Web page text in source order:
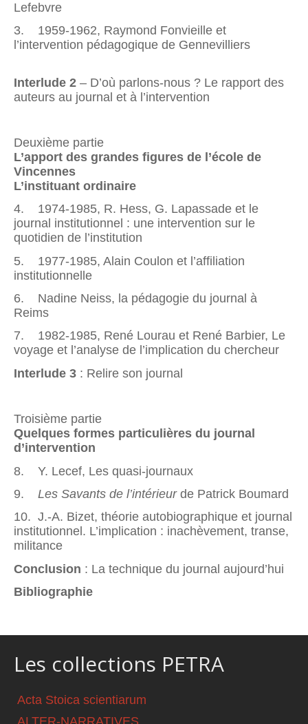
Lefebvre
3. 1959-1962, Raymond Fonvieille et
l’intervention pédagogique de Gennevilliers
Interlude 2 – D’où parlons-nous ? Le rapport des
auteurs au journal et à l’intervention
Deuxième partie
L’apport des grandes figures de l’école de
Vincennes
L’instituant ordinaire
4. 1974-1985, R. Hess, G. Lapassade et le
journal institutionnel : une intervention sur le
quotidien de l’institution
5. 1977-1985, Alain Coulon et l’affiliation
institutionnelle
6. Nadine Neiss, la pédagogie du journal à
Reims
7. 1982-1985, René Lourau et René Barbier, Le
voyage et l’analyse de l’implication du chercheur
Interlude 3 : Relire son journal
Troisième partie
Quelques formes particulières du journal
d’intervention
8. Y. Lecef, Les quasi-journaux
9. Les Savants de l’intérieur de Patrick Boumard
10. J.-A. Bizet, théorie autobiographique et journal
institutionnel. L’implication : inachèvement, transe,
militance
Conclusion : La technique du journal aujourd’hui
Bibliographie
Les collections PETRA
Acta Stoica scientiarum